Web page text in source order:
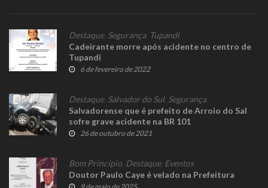
Destaque, Segurança, Tupandi
Cadeirante morre após acidente no centro de
Tupandi
6 de fevereiro de 2022
Destaque, Salvador do Sul, Segurança
Salvadorense que é prefeito de Arroio do Sal
sofre grave acidente na BR 101
26 de outubro de 2021
Bom Princípio Destaque, Eventos
Doutor Paulo Caye é velado na Prefeitura